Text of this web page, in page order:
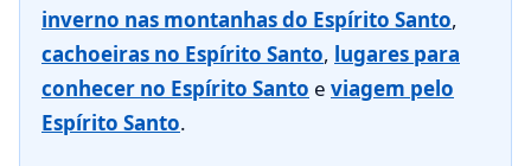
inverno nas montanhas do Espírito Santo,
cachoeiras no Espírito Santo, lugares para
conhecer no Espírito Santo e viagem pelo
Espírito Santo.